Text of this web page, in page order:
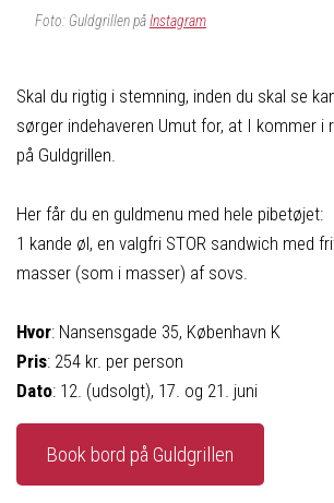
Foto: Guldgrillen påInstagram
Skal du rigtig i stemning, inden du skal se
sørger indehaveren Umut for, at I kommer i
på Guldgrillen.
Her får du en guldmenu med hele pibetøjet:
1 kande øl, en valgfri STOR sandwich med
masser (som i masser) af sovs.
Hvor: Nansensgade 35, København K
Pris: 254 kr. per person
Dato: 12. (udsolgt), 17. og 21. juni
Book bord på Guldgrillen